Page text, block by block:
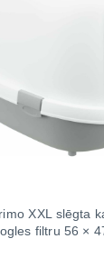
mājdzīvnieka
PLUS
XXL slēgta
filtru 56 ×